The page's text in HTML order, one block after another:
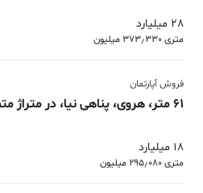
28 میلیارد
متری 373٫330 میلیون
فروش آپارتمان
61 متر، هروی، پناهی نیا، در متراژ متفاوت
18 میلیارد
متری 295٫080 میلیون